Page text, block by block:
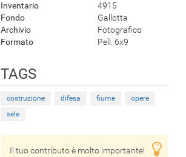
Inventario
4915
Fondo
Gallotta
Archivio
Fotografico
Formato
Pell. 6x9
TAGS
costruzione difesa fiume
opere
sele
Il tuo contributo è molto importante!